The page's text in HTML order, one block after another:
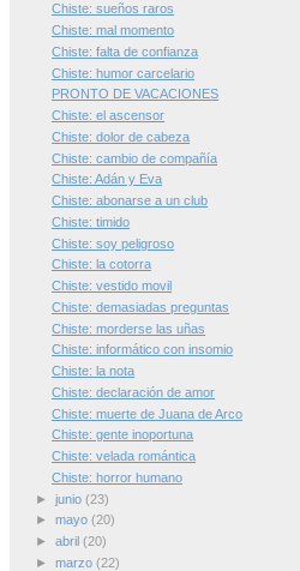
Chiste: sueños raros
Chiste: mal momento
Chiste: falta de confianza
Chiste: humor carcelario
PRONTO DE VACACIONES
Chiste: el ascensor
Chiste: dolor de cabeza
Chiste: cambio de compañía
Chiste: Adán y Eva
Chiste: abonarse a un club
Chiste: timido
Chiste: soy peligroso
Chiste: la cotorra
Chiste: vestido movil
Chiste: demasiadas preguntas
Chiste: morderse las uñas
Chiste: informático con insomio
Chiste: la nota
Chiste: declaración de amor
Chiste: muerte de Juana de Arco
Chiste: gente inoportuna
Chiste: velada romántica
Chiste: horror humano
► junio (23)
► mayo (20)
► abril (20)
► marzo (22)